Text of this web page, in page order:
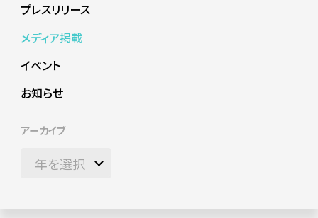
プレスリリース
メディア掲載
イベント
お知らせ
アーカイブ